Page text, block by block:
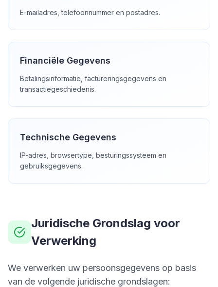
E-mailadres, telefoonnummer en postadres.
Financiële Gegevens
Betalingsinformatie, factureringsgegevens en
transactiegeschiedenis.
Technische Gegevens
IP-adres, browsertype, besturingssysteem en
gebruiksgegevens.
Juridische Grondslag voor
Verwerking
We verwerken uw persoonsgegevens op basis
van de volgende juridische grondslagen: